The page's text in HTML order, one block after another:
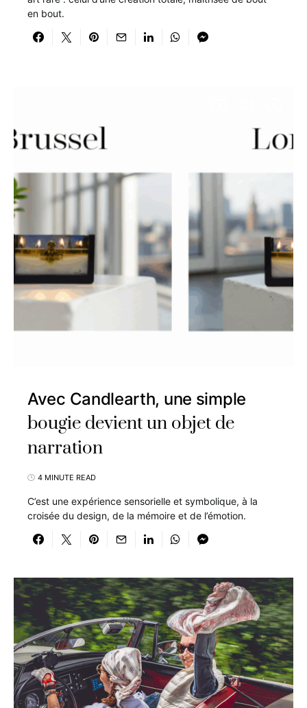
en bout.
Avec Candlearth, une simple
bougie devient un objet de
narration
4 MINUTE READ
C’est une expérience sensorielle et symbolique, à la
croisée du design, de la mémoire et de l’émotion.